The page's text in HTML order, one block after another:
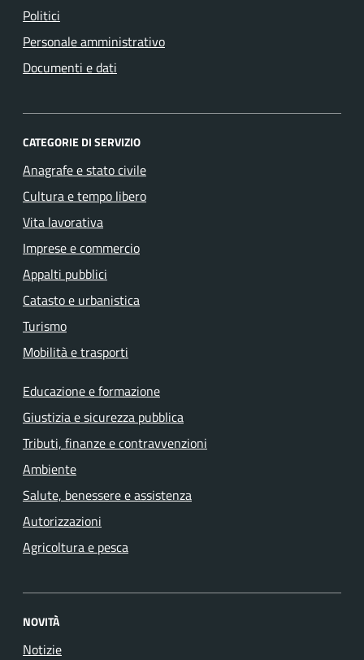
Politici
Personale amministrativo
Documenti e dati
CATEGORIE DI SERVIZIO
Anagrafe e stato civile
Cultura e tempo libero
Vita lavorativa
Imprese e commercio
Appalti pubblici
Catasto e urbanistica
Turismo
Mobilità e trasporti
Educazione e formazione
Giustizia e sicurezza pubblica
Tributi, finanze e contravvenzioni
Ambiente
Salute, benessere e assistenza
Autorizzazioni
Agricoltura e pesca
NOVITÀ
Notizie